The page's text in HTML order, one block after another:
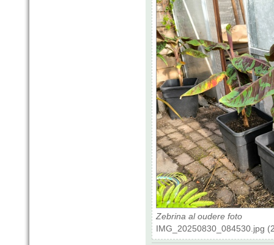
Zebrina al oudere foto
IMG_20250830_084530.jpg